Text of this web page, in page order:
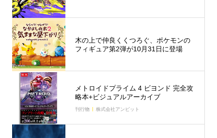
木の上で仲良くくつろぐ、ポケモンの
フィギュア第2弾が10月31日に登場
メトロイドプライム 4 ビヨンド 完全攻
略本+ビジュアルアーカイブ
刊行物 株式会社アンビット